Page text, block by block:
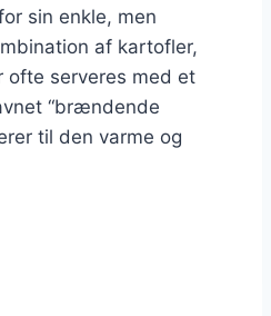
sin enkle, men
af kartofler,
serveres med et
“brændende
til den varme og